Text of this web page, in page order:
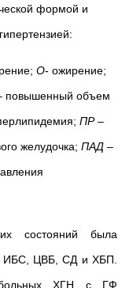
формой и
О- ожирение;
повышенный объем
ПР–
желудочка; ПАД–
состояний была
ИБС, ЦВБ, СД и ХБП.
ХГН с ГФ